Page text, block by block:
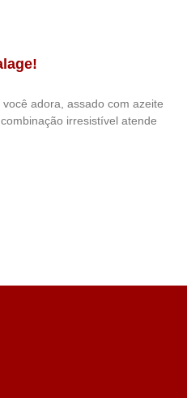
adora, assado com azeite
irresistível atende